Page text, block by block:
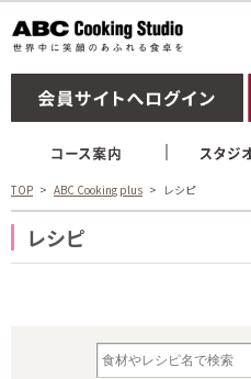
TOP ABC Cooking plus レシピ
レシピ